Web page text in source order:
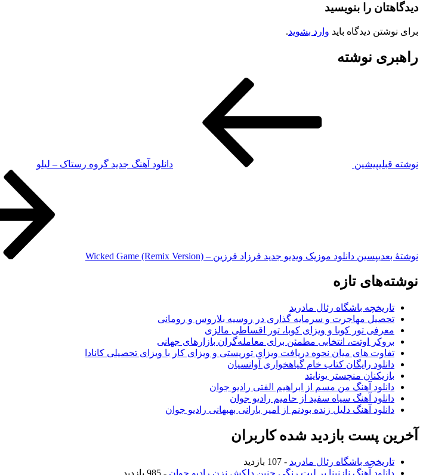
دیدگاهتان را بنویسید
برای نوشتن دیدگاه باید وارد بشوید.
راهبری نوشته
نوشته قبلیپیشین دانلود آهنگ جدید گروه رستاک – لیلو
نوشته‌ٔ بعدیپسین دانلود موزیک ویدیو جدید فرزاد فرزین – Wicked Game (Remix Version)
نوشته‌های تازه
تاریخچه باشگاه رئال مادرید
تحصیل مهاجرت و سرمایه گذاری در روسیه بلاروس و رومانی
معرفی تور کوبا و ویزای کوبا، تور اقساطی مالزی
بروکر اوتت، انتخابی مطمئن برای معامله‌گران بازارهای جهانی
تفاوت های میان نحوه دریافت ویزای توریستی و ویزای کار با ویزای تحصیلی کانادا
دانلود رایگان کتاب خام گیاهخواری آوانسیان
بازیکنان منچستر یونایتد
دانلود آهنگ من مسم از ابراهیم الفتی رادیو جوان
دانلود آهنگ سیاه سفید از حامیم رادیو جوان
دانلود آهنگ دلیل زنده بودنم از امیر بارانی بهبهانی رادیو جوان
آخرین پست بازدید شده کاربران
تاریخچه باشگاه رئال مادرید - 107 بازدید